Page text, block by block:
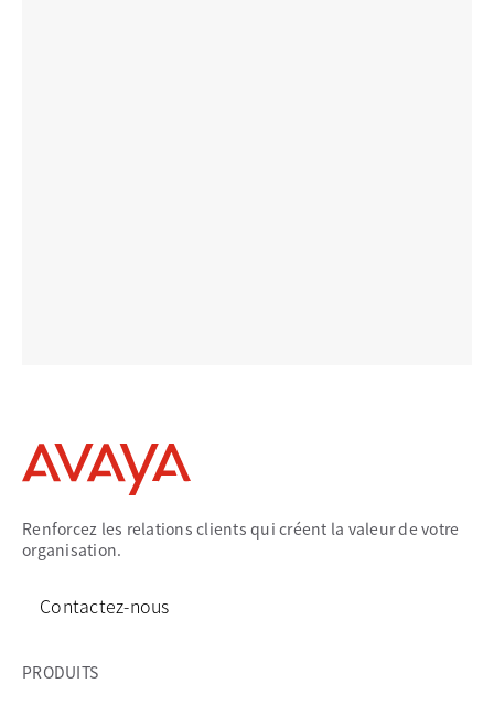
Renforcez les relations clients qui créent la valeur de votre
organisation.
Contactez-nous
PRODUITS